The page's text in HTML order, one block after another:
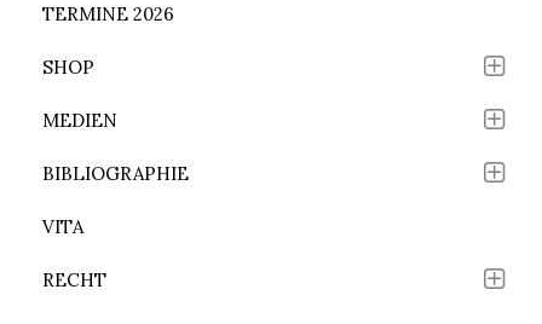
TERMINE 2026
SHOP
MEDIEN
BIBLIOGRAPHIE
VITA
RECHT